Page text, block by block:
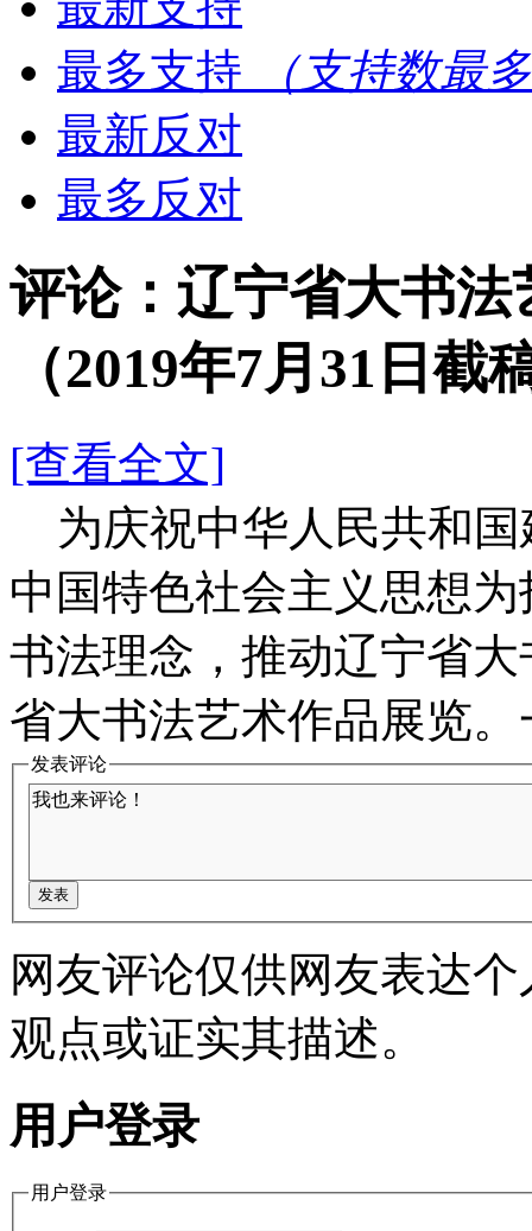
最多支持
（支持数最
最新反对
最多反对
评论：辽宁省大书
（2019年7月31日截
[查看全文]
为庆祝中华人民共和国
中国特色社会主义思想
书法理念，推动辽宁省
省大书法艺术作品展览
发表评论
网友评论仅供网友表达
观点或证实其描述。
用户登录
用户登录